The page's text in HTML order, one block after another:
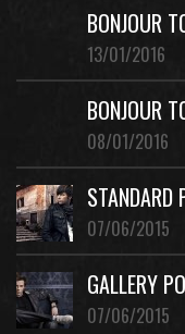
BONJOUR
13/01/2016
BONJOUR
08/01/2016
STANDARD
07/06/2015
GALLERY
07/06/2015